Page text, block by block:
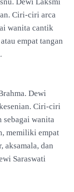
Ciri-ciri arca
wanita cantik
empat tangan
Dewi
Ciri-ciri
sebagai wanita
memiliki empat
aksamala, dan
Saraswati